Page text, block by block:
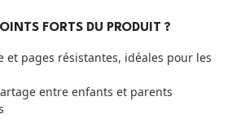
FORTS DU PRODUIT ?
et pages résistantes, idéales pour les
entre enfants et parents